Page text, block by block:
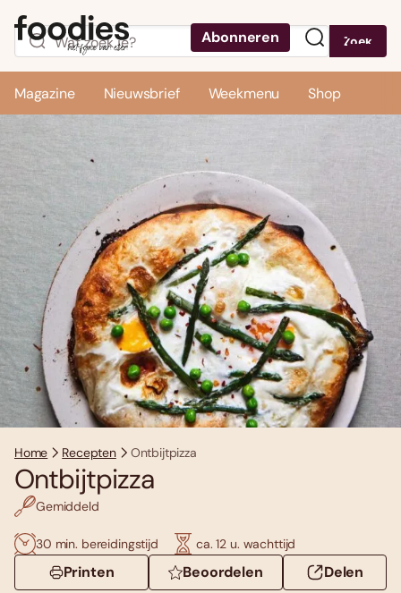
Abonneren Zoek
Magazine Nieuwsbrief Weekmenu Shop
Home Recepten Ontbijtpizza
Ontbijtpizza
Gemiddeld
30 min. bereidingstijd ca. 12 u. wachttijd
Printen Beoordelen Delen